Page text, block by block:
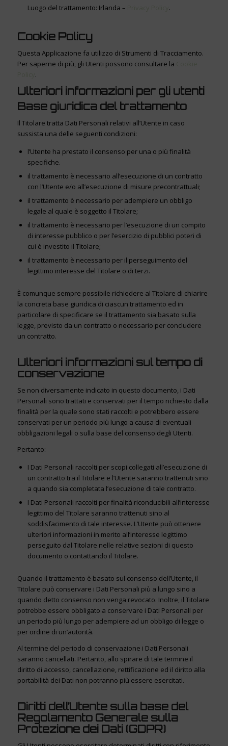
Luogo del trattamento: Irlanda –
.
Cookie Policy
Questa Applicazione fa utilizzo di Strumenti di Tracciamento.
Per saperne di più, gli Utenti possono consultare la
.
Ulteriori informazioni per gli utenti
Base giuridica del trattamento
Il Titolare tratta Dati Personali relativi all’Utente in caso
sussista una delle seguenti condizioni:
l’Utente ha prestato il consenso per una o più finalità
specifiche.
il trattamento è necessario all’esecuzione di un contratto
con l’Utente e/o all’esecuzione di misure precontrattuali;
il trattamento è necessario per adempiere un obbligo
legale al quale è soggetto il Titolare;
il trattamento è necessario per l’esecuzione di un compito
di interesse pubblico o per l’esercizio di pubblici poteri di
cui è investito il Titolare;
il trattamento è necessario per il perseguimento del
legittimo interesse del Titolare o di terzi.
È comunque sempre possibile richiedere al Titolare di chiarire
la concreta base giuridica di ciascun trattamento ed in
particolare di specificare se il trattamento sia basato sulla
legge, previsto da un contratto o necessario per concludere
un contratto.
Ulteriori informazioni sul tempo di
conservazione
Se non diversamente indicato in questo documento, i Dati
Personali sono trattati e conservati per il tempo richiesto dalla
finalità per la quale sono stati raccolti e potrebbero essere
conservati per un periodo più lungo a causa di eventuali
obbligazioni legali o sulla base del consenso degli Utenti.
Pertanto:
I Dati Personali raccolti per scopi collegati all’esecuzione di
un contratto tra il Titolare e l’Utente saranno trattenuti sino
a quando sia completata l’esecuzione di tale contratto.
I Dati Personali raccolti per finalità riconducibili all’interesse
legittimo del Titolare saranno trattenuti sino al
soddisfacimento di tale interesse. L’Utente può ottenere
ulteriori informazioni in merito all’interesse legittimo
perseguito dal Titolare nelle relative sezioni di questo
documento o contattando il Titolare.
Quando il trattamento è basato sul consenso dell’Utente, il
Titolare può conservare i Dati Personali più a lungo sino a
quando detto consenso non venga revocato. Inoltre, il Titolare
potrebbe essere obbligato a conservare i Dati Personali per
un periodo più lungo per adempiere ad un obbligo di legge o
per ordine di un’autorità.
Al termine del periodo di conservazione i Dati Personali
saranno cancellati. Pertanto, allo spirare di tale termine il
diritto di accesso, cancellazione, rettificazione ed il diritto alla
portabilità dei Dati non potranno più essere esercitati.
Diritti dell’Utente sulla base del
Regolamento Generale sulla
Protezione dei Dati (GDPR)